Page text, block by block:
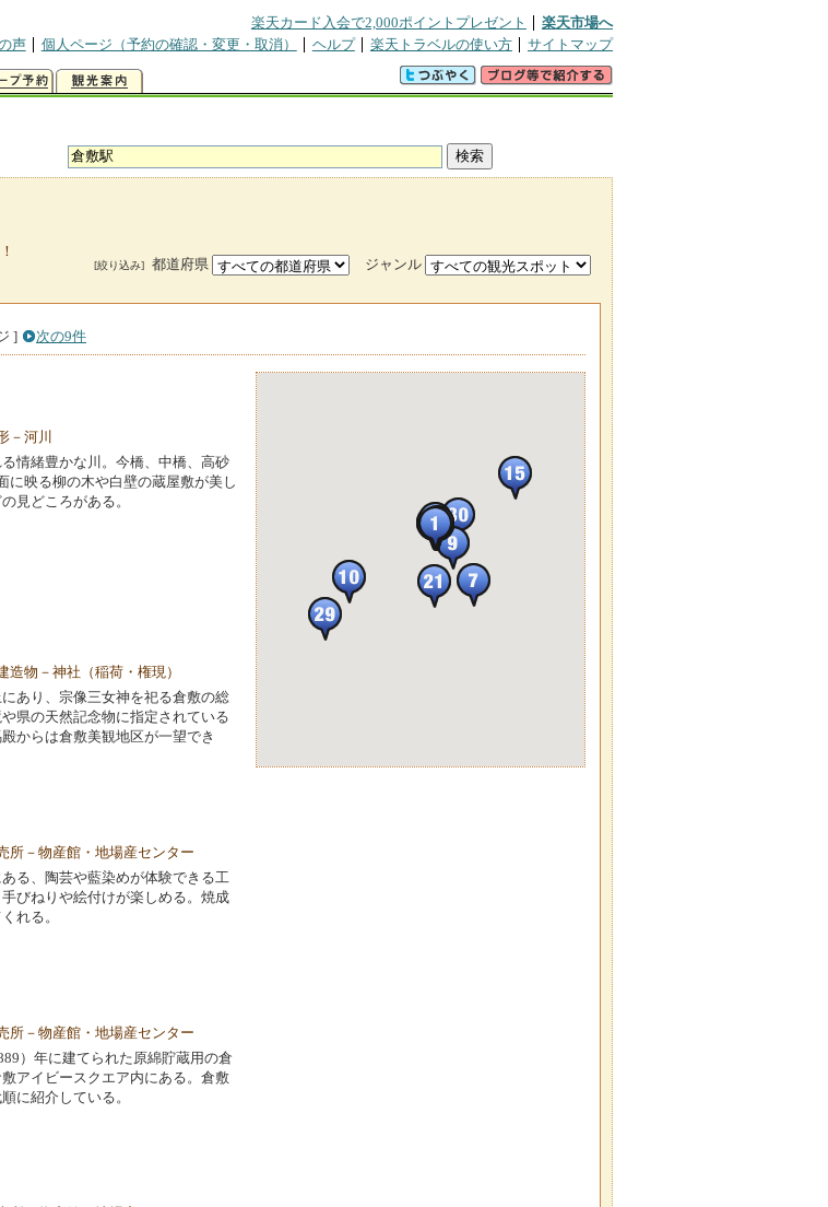
楽天カード入会で2,000ポイントプレゼント
楽天市場へ
声
個人ページ（予約の確認・変更・取消） ヘルプ 楽天トラベルの使い方 サイトマップ
[絞り込み] 都道府県 ジャンル
] 次の9件
－河川
情緒豊かな川。今橋、中橋、高砂
に映る柳の木や白壁の蔵屋敷が美し
見どころがある。
造物－神社（稲荷・権現）
あり、宗像三女神を祀る倉敷の総
県の天然記念物に指定されている
からは倉敷美観地区が一望でき
所－物産館・地場産センター
る、陶芸や藍染めが体験できる工
びねりや絵付けが楽しめる。焼成
れる。
所－物産館・地場産センター
）年に建てられた原綿貯蔵用の倉
アイビースクエア内にある。倉敷
に紹介している。